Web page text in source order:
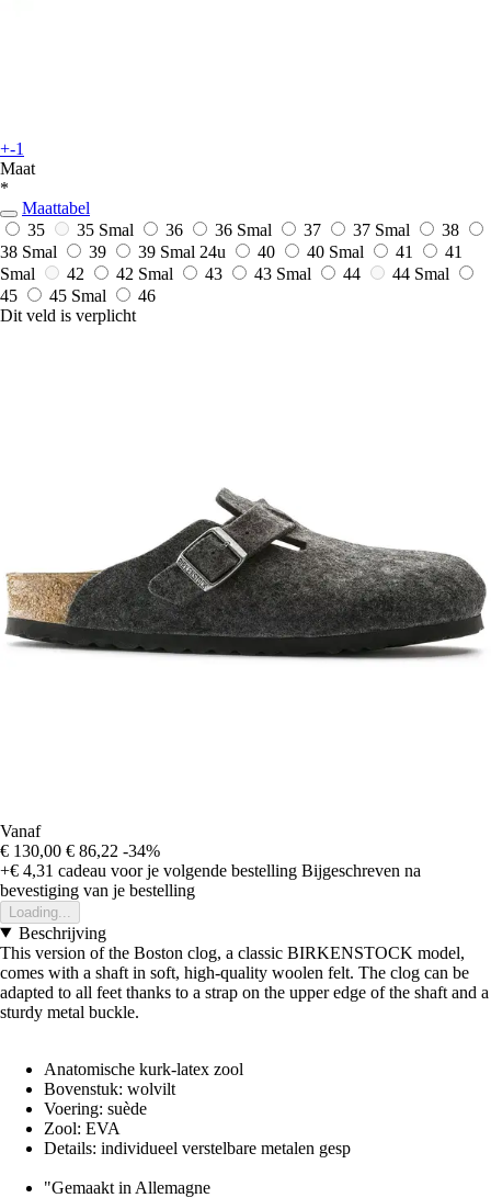
+-1
Maat
*
Maattabel
35
35 Smal 36 36 Smal 37 37 Smal
38
38 Smal
39 39 Smal 24u 40 40 Smal 41
41
Smal
42 42 Smal 43 43 Smal 44
44 Smal
45
45 Smal
46
Dit veld is verplicht
Vanaf
€ 130,00 € 86,22 -34%
+€ 4,31 cadeau voor je volgende bestelling Bijgeschreven na
bevestiging van je bestelling
Loading...
Beschrijving
This version of the Boston clog, a classic BIRKENSTOCK model,
comes with a shaft in soft, high-quality woolen felt. The clog can be
adapted to all feet thanks to a strap on the upper edge of the shaft and a
sturdy metal buckle.
Anatomische kurk-latex zool
Bovenstuk: wolvilt
Voering: suède
Zool: EVA
Details: individueel verstelbare metalen gesp
"Gemaakt in Allemagne